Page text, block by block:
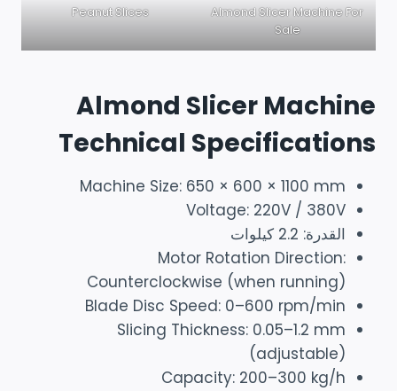
Almond Slicer Machine For
Sale
Peanut Slices
Almond Slicer Machine
Technical Specifications
Machine Size: 650 × 600 × 1100 mm
Voltage: 220V / 380V
القدرة: 2.2 كيلوات
Motor Rotation Direction:
Counterclockwise (when running)
Blade Disc Speed: 0–600 rpm/min
Slicing Thickness: 0.05–1.2 mm
(adjustable)
Capacity: 200–300 kg/h